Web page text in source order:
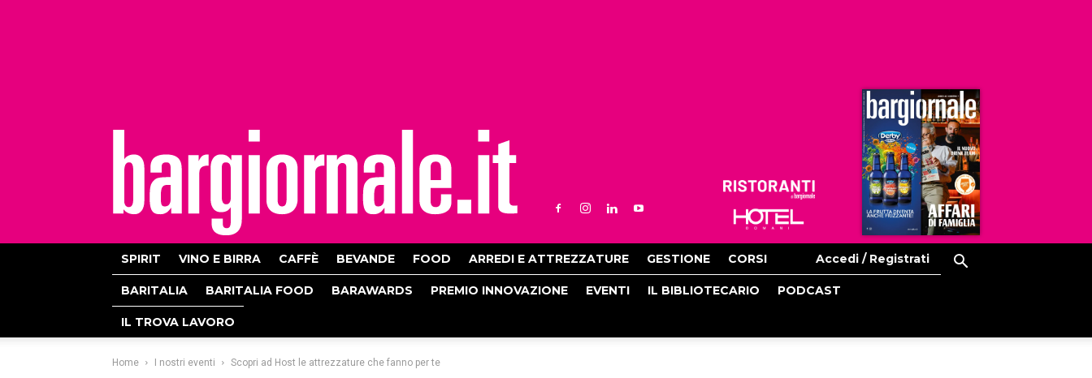
Ristoranti
Hoteldomani
SPIRIT VINO E BIRRA CAFFÈ BEVANDE FOOD ARREDI E ATTREZZATURE GESTIONE CORSI Accedi / Registrati
BARITALIA BARITALIA FOOD BARAWARDS PREMIO INNOVAZIONE EVENTI IL BIBLIOTECARIO PODCAST
IL TROVA LAVORO
Home I nostri eventi Scopri ad Host le attrezzature che fanno per te